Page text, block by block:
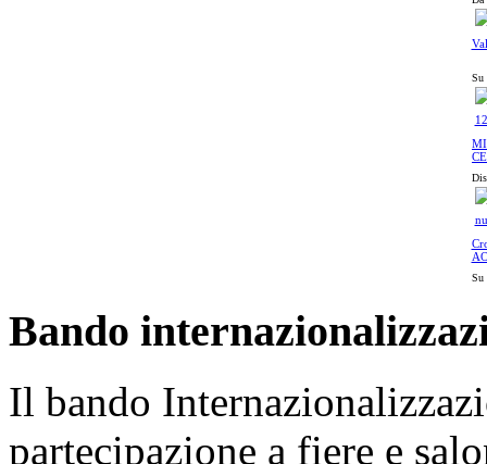
Su
Su
Bando
Il bando
partecipazione a fiere e